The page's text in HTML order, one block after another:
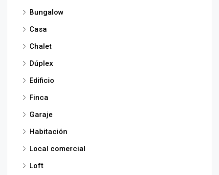
Bungalow
Casa
Chalet
Dúplex
Edificio
Finca
Garaje
Habitación
Local comercial
Loft